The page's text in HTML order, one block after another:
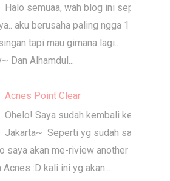
Halo semuaa, wah blog ini sepi
aku berusaha paling ngga 1
tapi mau gimana lagi..
Dan Alhamdul...
Acnes Point Clear
Ohelo! Saya sudah kembali ke
Jakarta~ Seperti yg sudah saya
saya akan me-riview another
:D kali ini yg akan...